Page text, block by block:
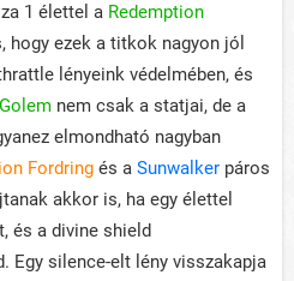
1 élettel a Redemption
hogy ezek a titkok nagyon jól
lényeink védelmében, és
nem csak a statjai, de a
elmondható nagyban
Fordring és a Sunwalker páros
akkor is, ha egy élettel
és a divine shield
Egy silence-elt lény visszakapja